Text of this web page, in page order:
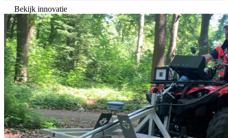
Bekijk innovatie